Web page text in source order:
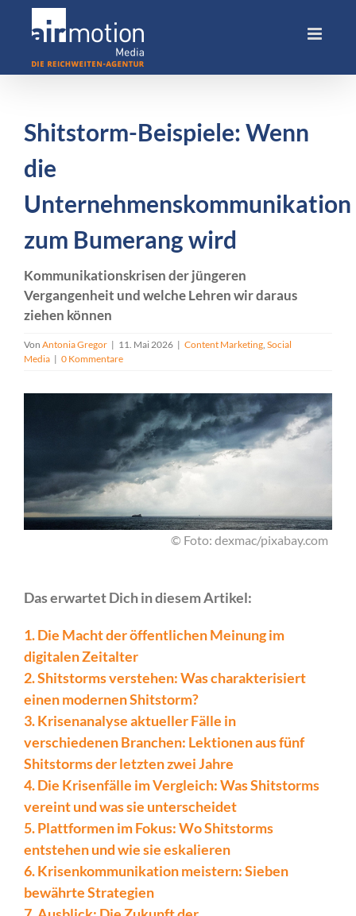
Shitstorm-Beispiele: Wenn
die
Unternehmenskommunikation
zum Bumerang wird
Kommunikationskrisen der jüngeren
Vergangenheit und welche Lehren wir daraus
ziehen können
Von Antonia Gregor | 11. Mai 2026 | Content Marketing, Social
Media | 0 Kommentare
© Foto: dexmac/pixabay.com
Das erwartet Dich in diesem Artikel:
1. Die Macht der öffentlichen Meinung im
digitalen Zeitalter
2. Shitstorms verstehen: Was charakterisiert
einen modernen Shitstorm?
3. Krisenanalyse aktueller Fälle in
verschiedenen Branchen: Lektionen aus fünf
Shitstorms der letzten zwei Jahre
4. Die Krisenfälle im Vergleich: Was Shitstorms
vereint und was sie unterscheidet
5. Plattformen im Fokus: Wo Shitstorms
entstehen und wie sie eskalieren
6. Krisenkommunikation meistern: Sieben
bewährte Strategien